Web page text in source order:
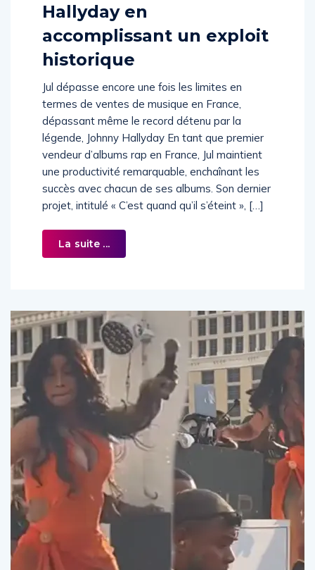
Hallyday en
accomplissant un exploit
historique
Jul dépasse encore une fois les limites en
termes de ventes de musique en France,
dépassant même le record détenu par la
légende, Johnny Hallyday En tant que premier
vendeur d’albums rap en France, Jul maintient
une productivité remarquable, enchaînant les
succès avec chacun de ses albums. Son dernier
projet, intitulé « C’est quand qu’il s’éteint », […]
La suite ...